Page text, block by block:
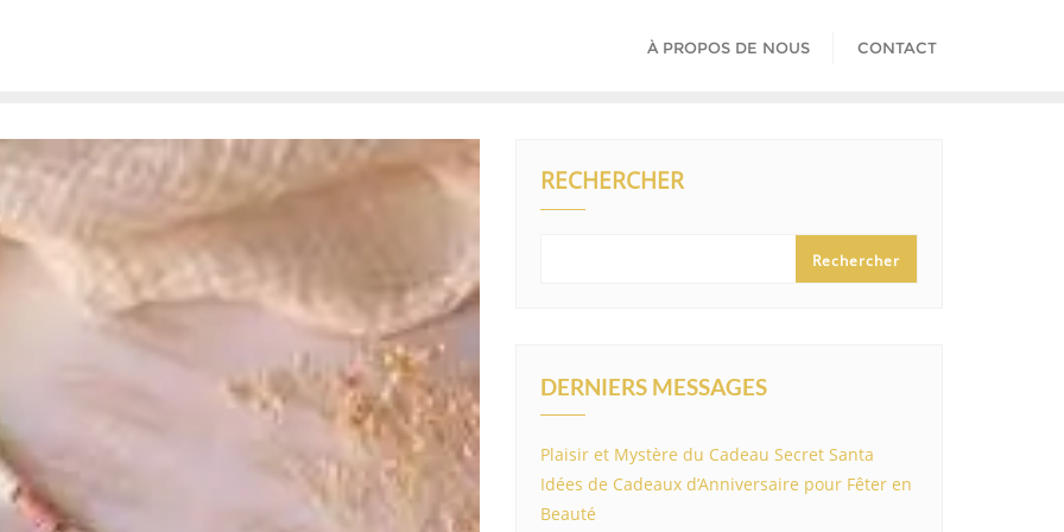
À PROPOS DE NOUS CONTACT
RECHERCHER
Rechercher
DERNIERS MESSAGES
Plaisir et Mystère du Cadeau Secret Santa
Idées de Cadeaux d’Anniversaire pour Fêter en
Beauté